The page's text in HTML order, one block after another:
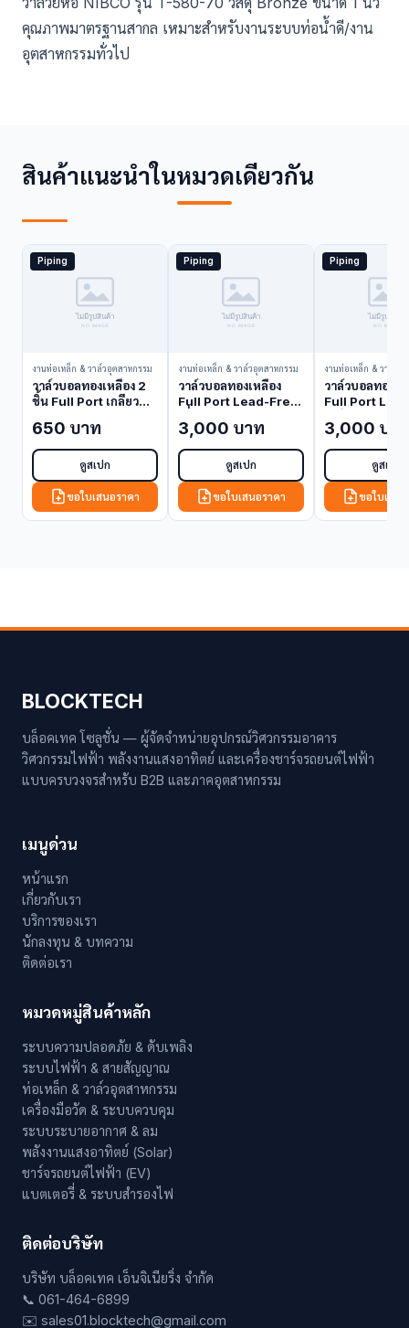
คุณภาพมาตรฐานสากล เหมาะสำหรับงานระบบท่อน้ำดี/งาน
อุตสาหกรรมทั่วไป
สินค้าแนะนำในหมวดเดียวกัน
Piping
งานท่อเหล็ก & วาล์วอุตสาหกรรม
วาล์วบอลทองเหลือง 2
ชิ้น Full Port เกลียว
นิ้ว (Ball Valve)
650 บาท
ดูสเปก
ขอใบเสนอราคา
Piping
งานท่อเหล็ก & วาล์วอุตสาหกรรม
วาล์วบอลทองเหลือง
Full Port Lead-Free
NIBCO S-585-66-LF
2.5 นิ้ว (Ball Valve)
3,000 บาท
ดูสเปก
ขอใบเสนอราคา
Piping
งานท่อเหล็ก & วาล์วอุ
วาล์วบอลทองเ
Full Port
66-LF 2.5 นิ้ว
Valve)
3,000 บา
ดูสเปก
ขอใบเสน
BLOCKTECH
บล็อคเทค โซลูชั่น — ผู้จัดจำหน่ายอุปกรณ์วิศวกรรมอาคาร
วิศวกรรมไฟฟ้า พลังงานแสงอาทิตย์ และเครื่องชาร์จรถยนต์ไฟฟ้า
แบบครบวงจรสำหรับ B2B และภาคอุตสาหกรรม
เมนูด่วน
หน้าแรก
เกี่ยวกับเรา
บริการของเรา
นักลงทุน & บทความ
ติดต่อเรา
หมวดหมู่สินค้าหลัก
ระบบความปลอดภัย & ดับเพลิง
ระบบไฟฟ้า & สายสัญญาณ
ท่อเหล็ก & วาล์วอุตสาหกรรม
เครื่องมือวัด & ระบบควบคุม
ระบบระบายอากาศ & ลม
พลังงานแสงอาทิตย์ (Solar)
ชาร์จรถยนต์ไฟฟ้า (EV)
แบตเตอรี่ & ระบบสำรองไฟ
ติดต่อบริษัท
บริษัท บล็อคเทค เอ็นจิเนียริ่ง จำกัด
📞 061-464-6899
✉️ sales01.blocktech@gmail.com